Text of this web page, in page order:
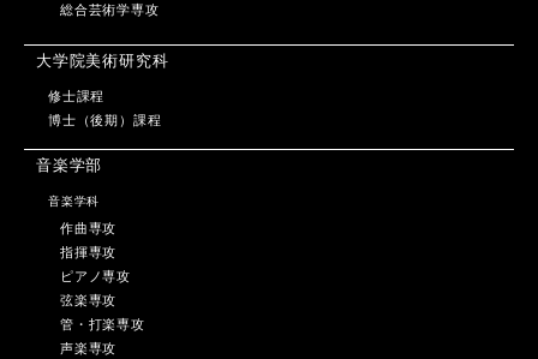
総合芸術学専攻
大学院美術研究科
修士課程
博士（後期）課程
音楽学部
音楽学科
作曲専攻
指揮専攻
ピアノ専攻
弦楽専攻
管・打楽専攻
声楽専攻